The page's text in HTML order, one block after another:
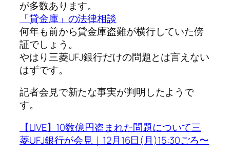
が多数あります。
「貸金庫」の法律相談
何年も前から貸金庫盗難が横行していた傍
証でしょう。
やはり三菱UFJ銀行だけの問題とは言えない
はずです。
記者会見で新たな事実が判明したようで
す。
【LIVE】10数億円盗まれた問題について三
菱UFJ銀行が会見｜12月16日(月)15:30ごろ〜